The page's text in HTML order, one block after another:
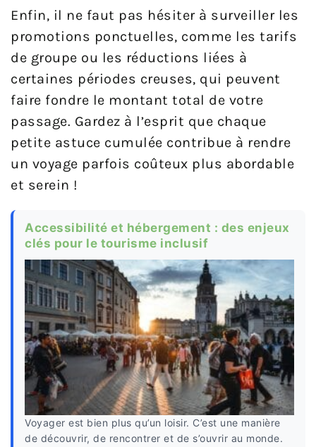
Enfin, il ne faut pas hésiter à surveiller les
promotions ponctuelles, comme les tarifs
de groupe ou les réductions liées à
certaines périodes creuses, qui peuvent
faire fondre le montant total de votre
passage. Gardez à l’esprit que chaque
petite astuce cumulée contribue à rendre
un voyage parfois coûteux plus abordable
et serein !
Accessibilité et hébergement : des enjeux
clés pour le tourisme inclusif
Voyager est bien plus qu’un loisir. C’est une manière
de découvrir, de rencontrer et de s’ouvrir au monde.